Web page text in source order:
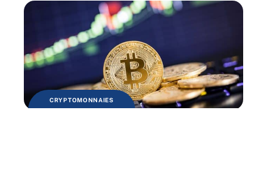
CRYPTOMONNAIES